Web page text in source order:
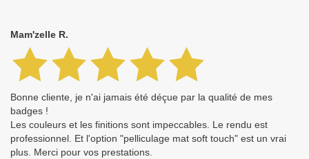
Mam'zelle R.
Bonne cliente, je n'ai jamais été déçue par la qualité de mes
badges !
Les couleurs et les finitions sont impeccables. Le rendu est
professionnel. Et l'option "pelliculage mat soft touch" est un vrai
plus. Merci pour vos prestations.